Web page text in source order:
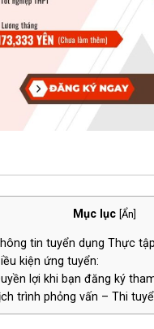
Mục lục Ẩn
tin tuyển dụng Thực
kiện ứng tuyển:
lợi khi bạn đăng ký
trình phỏng vấn – Thi